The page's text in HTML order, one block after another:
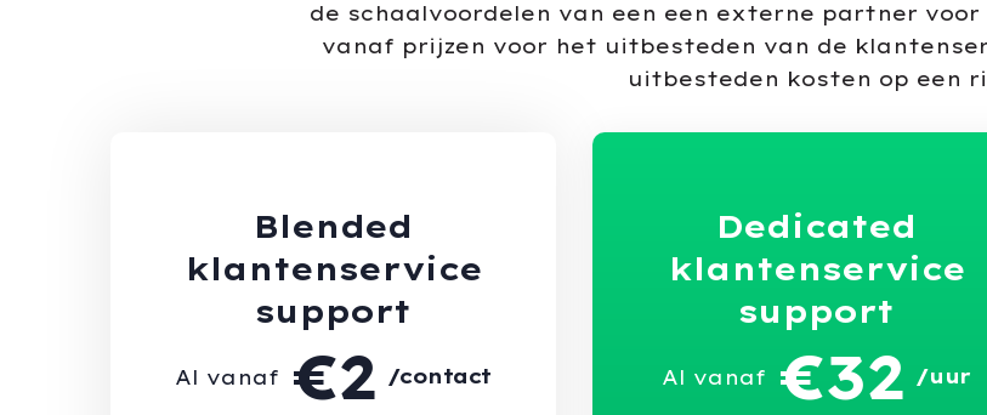
de schaalvoordelen van een een externe partner voor
vanaf prijzen voor het uitbesteden van de
uitbesteden kosten op een
Blended
klantenservice
support
Al vanaf €2 /contact
Dedicated
klantenservice
support
Al vanaf €32 /uur